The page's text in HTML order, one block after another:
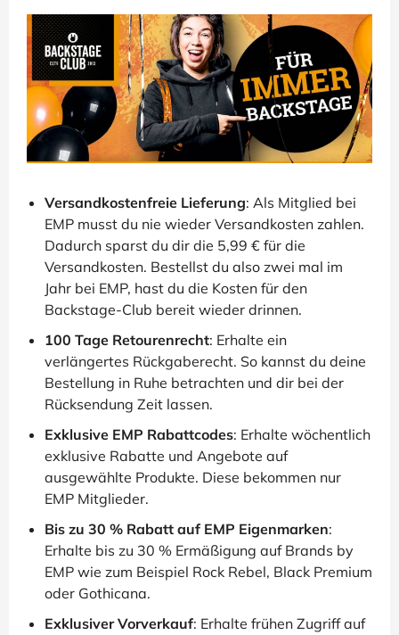
Versandkostenfreie Lieferung: Als Mitglied bei
EMP musst du nie wieder Versandkosten zahlen.
Dadurch sparst du dir die 5,99 € für die
Versandkosten. Bestellst du also zwei mal im
Jahr bei EMP, hast du die Kosten für den
Backstage-Club bereit wieder drinnen.
100 Tage Retourenrecht: Erhalte ein
verlängertes Rückgaberecht. So kannst du deine
Bestellung in Ruhe betrachten und dir bei der
Rücksendung Zeit lassen.
Exklusive EMP Rabattcodes: Erhalte wöchentlich
exklusive Rabatte und Angebote auf
ausgewählte Produkte. Diese bekommen nur
EMP Mitglieder.
Bis zu 30 % Rabatt auf EMP Eigenmarken:
Erhalte bis zu 30 % Ermäßigung auf Brands by
EMP wie zum Beispiel Rock Rebel, Black Premium
oder Gothicana.
Exklusiver Vorverkauf: Erhalte frühen Zugriff auf